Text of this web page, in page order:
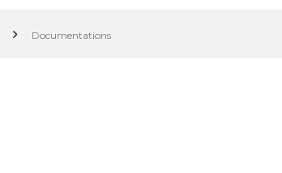
Documentations